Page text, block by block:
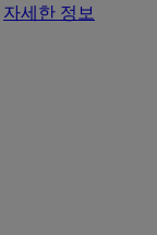
자세한 정보